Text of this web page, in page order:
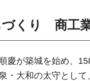
づくり 商工
慶が築城を始め、
・大和の太守とし